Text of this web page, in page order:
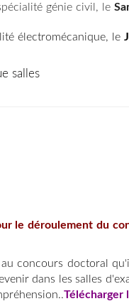
génie civil, le
électromécanique, le
salles
le déroulement du
concours doctoral
dans les salles
Télécharger